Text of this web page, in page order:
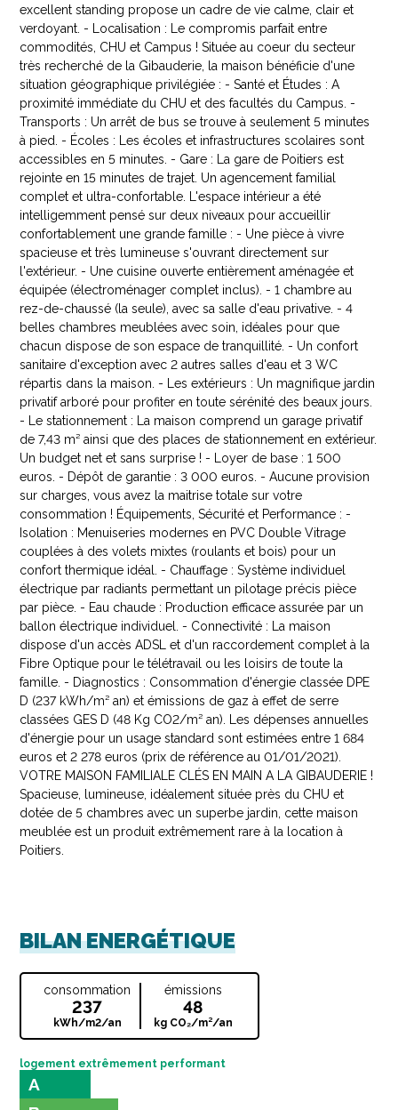
excellent standing propose un cadre de vie calme, clair et
verdoyant. - Localisation : Le compromis parfait entre
commodités, CHU et Campus ! Située au coeur du secteur
très recherché de la Gibauderie, la maison bénéficie d'une
situation géographique privilégiée : - Santé et Études : A
proximité immédiate du CHU et des facultés du Campus. -
Transports : Un arrêt de bus se trouve à seulement 5 minutes
à pied. - Écoles : Les écoles et infrastructures scolaires sont
accessibles en 5 minutes. - Gare : La gare de Poitiers est
rejointe en 15 minutes de trajet. Un agencement familial
complet et ultra-confortable. L'espace intérieur a été
intelligemment pensé sur deux niveaux pour accueillir
confortablement une grande famille : - Une pièce à vivre
spacieuse et très lumineuse s'ouvrant directement sur
l'extérieur. - Une cuisine ouverte entièrement aménagée et
équipée (électroménager complet inclus). - 1 chambre au
rez-de-chaussé (la seule), avec sa salle d'eau privative. - 4
belles chambres meublées avec soin, idéales pour que
chacun dispose de son espace de tranquillité. - Un confort
sanitaire d'exception avec 2 autres salles d'eau et 3 WC
répartis dans la maison. - Les extérieurs : Un magnifique jardin
privatif arboré pour profiter en toute sérénité des beaux jours.
- Le stationnement : La maison comprend un garage privatif
de 7,43 m² ainsi que des places de stationnement en extérieur.
Un budget net et sans surprise ! - Loyer de base : 1 500
euros. - Dépôt de garantie : 3 000 euros. - Aucune provision
sur charges, vous avez la maitrise totale sur votre
consommation ! Équipements, Sécurité et Performance : -
Isolation : Menuiseries modernes en PVC Double Vitrage
couplées à des volets mixtes (roulants et bois) pour un
confort thermique idéal. - Chauffage : Système individuel
électrique par radiants permettant un pilotage précis pièce
par pièce. - Eau chaude : Production efficace assurée par un
ballon électrique individuel. - Connectivité : La maison
dispose d'un accès ADSL et d'un raccordement complet à la
Fibre Optique pour le télétravail ou les loisirs de toute la
famille. - Diagnostics : Consommation d'énergie classée DPE
D (237 kWh/m² an) et émissions de gaz à effet de serre
classées GES D (48 Kg CO2/m² an). Les dépenses annuelles
d'énergie pour un usage standard sont estimées entre 1 684
euros et 2 278 euros (prix de référence au 01/01/2021).
VOTRE MAISON FAMILIALE CLÉS EN MAIN A LA GIBAUDERIE !
Spacieuse, lumineuse, idéalement située près du CHU et
dotée de 5 chambres avec un superbe jardin, cette maison
meublée est un produit extrêmement rare à la location à
Poitiers.
BILAN ENERGÉTIQUE
consommation
237
kWh/m2/an
émissions
48
kg CO₂/m²/an
logement extrêmement performant
A